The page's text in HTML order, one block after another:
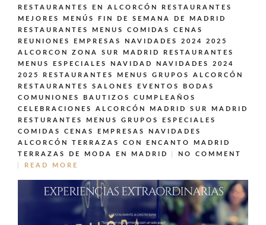
RESTAURANTES EN ALCORCÓN
RESTAURANTES
MEJORES MENÚS FIN DE SEMANA DE MADRID
RESTAURANTES MENUS COMIDAS CENAS
REUNIONES EMPRESAS NAVIDADES 2024 2025
ALCORCON ZONA SUR MADRID
RESTAURANTES
MENUS ESPECIALES NAVIDAD NAVIDADES 2024
2025
RESTAURANTES MENUS GRUPOS ALCORCÓN
RESTAURANTES SALONES EVENTOS BODAS
COMUNIONES BAUTIZOS CUMPLEAÑOS
CELEBRACIONES ALCORCÓN MADRID SUR MADRID
RESTURANTES MENUS GRUPOS ESPECIALES
COMIDAS CENAS EMPRESAS NAVIDADES
ALCORCÓN
TERRAZAS CON ENCANTO MADRID
TERRAZAS DE MODA EN MADRID
NO COMMENT
READ MORE